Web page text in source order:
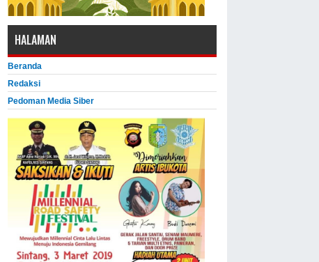
HALAMAN
Beranda
Redaksi
Pedoman Media Siber